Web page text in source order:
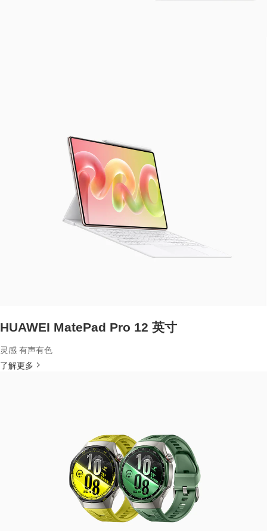
HUAWEI MatePad Pro 12 英寸
灵感 有声有色
了解更多